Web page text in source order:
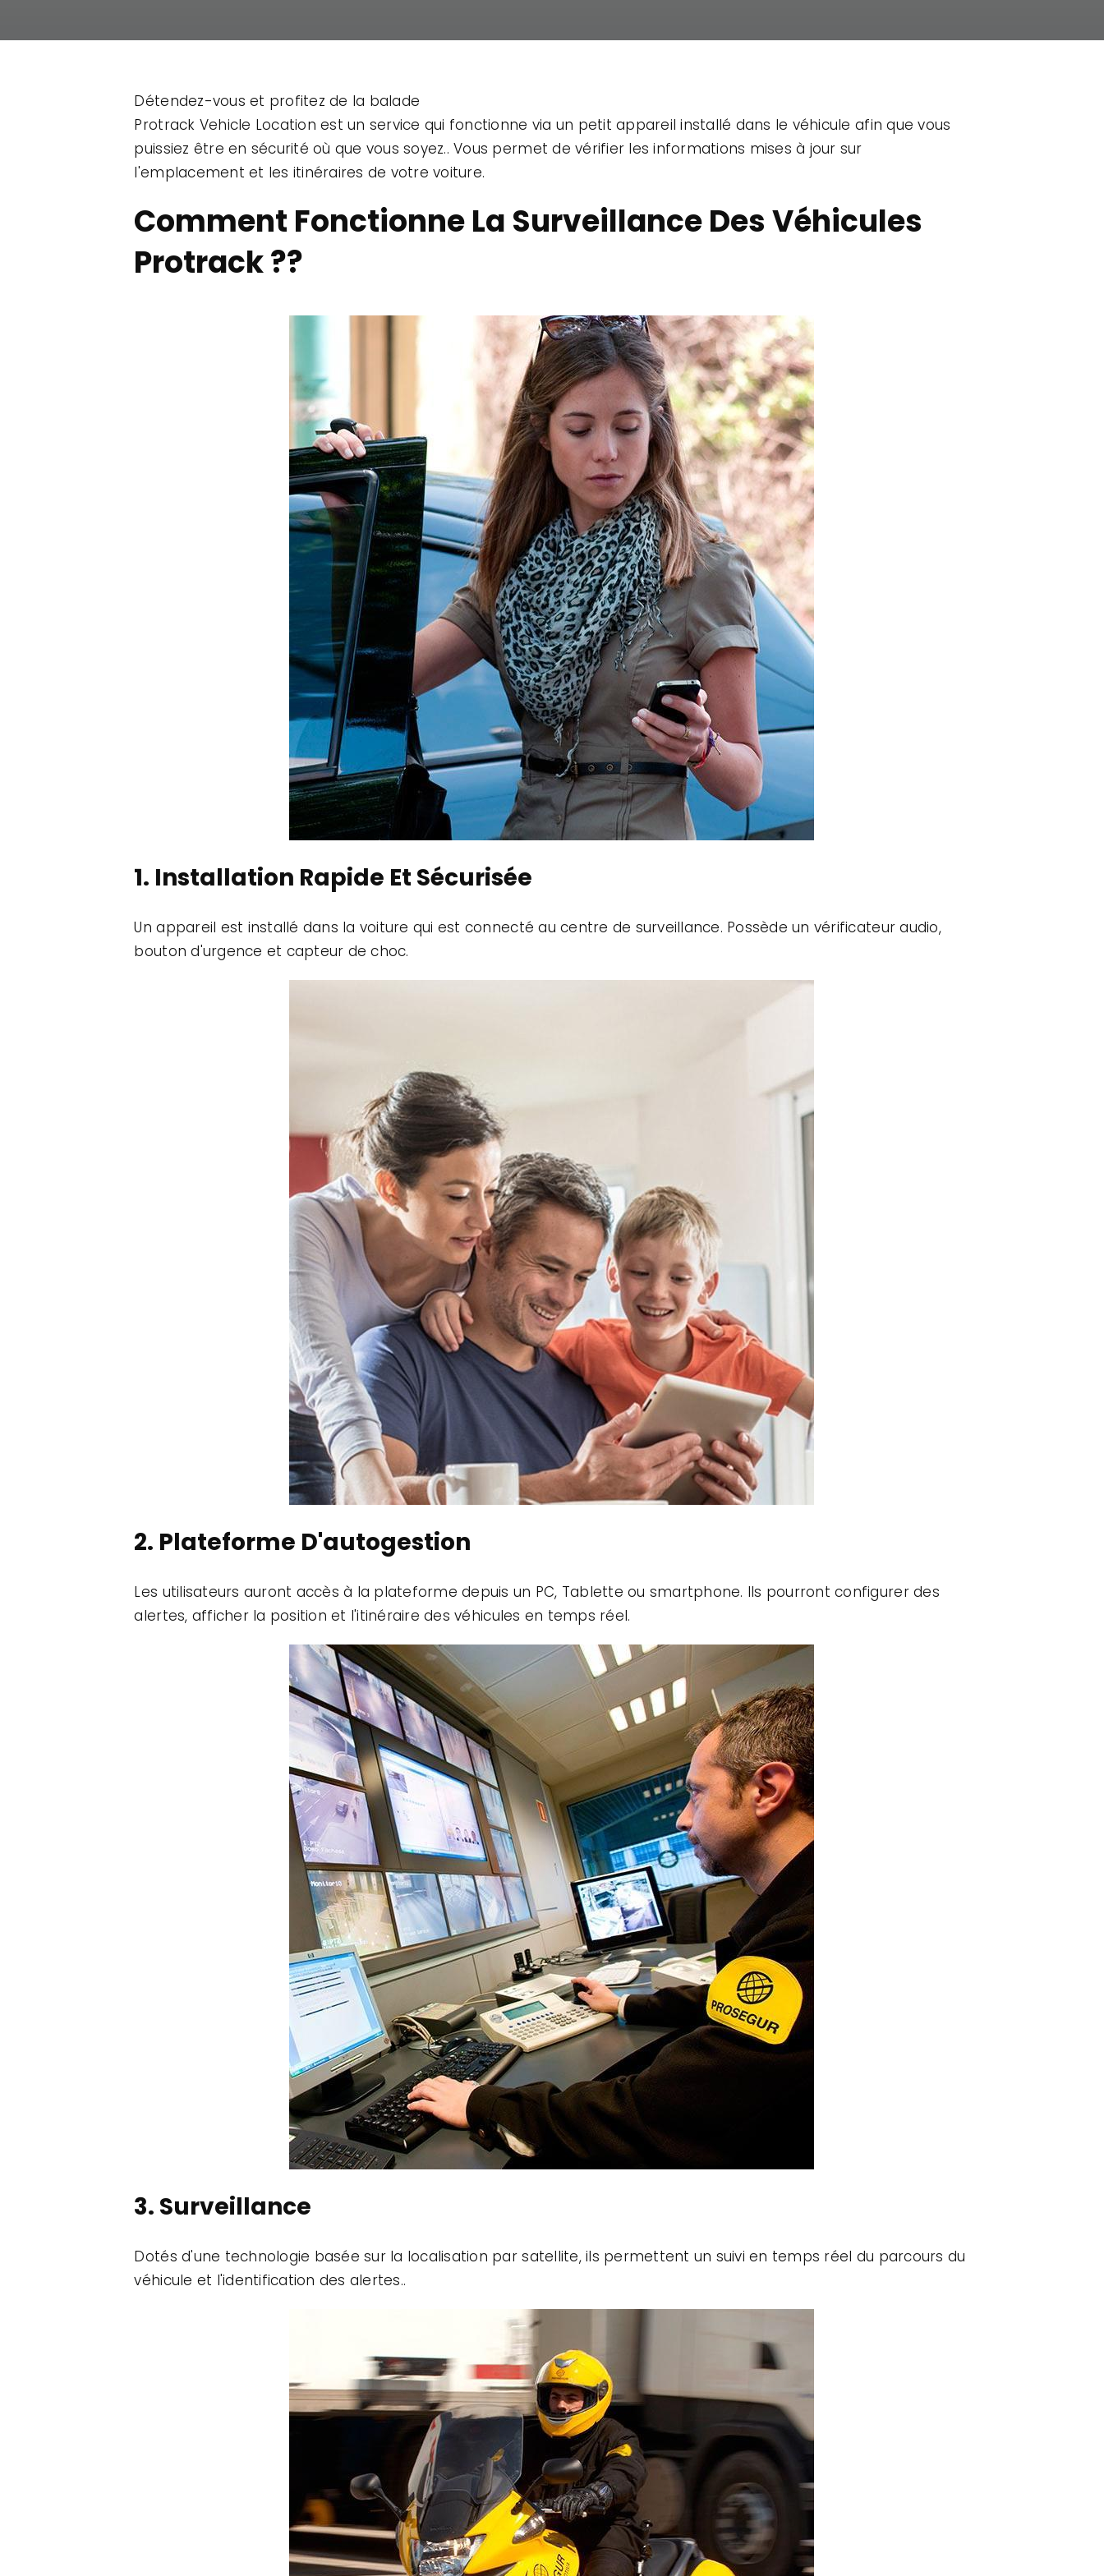
Détendez-vous et profitez de la balade
Protrack Vehicle Location est un service qui fonctionne via un petit appareil installé dans le véhicule afin que vous
puissiez être en sécurité où que vous soyez.. Vous permet de vérifier les informations mises à jour sur
l'emplacement et les itinéraires de votre voiture.
Comment Fonctionne La Surveillance Des Véhicules
Protrack ??
1. Installation Rapide Et Sécurisée
Un appareil est installé dans la voiture qui est connecté au centre de surveillance. Possède un vérificateur audio,
bouton d'urgence et capteur de choc.
2. Plateforme D'autogestion
Les utilisateurs auront accès à la plateforme depuis un PC, Tablette ou smartphone. Ils pourront configurer des
alertes, afficher la position et l'itinéraire des véhicules en temps réel.
3. Surveillance
Dotés d'une technologie basée sur la localisation par satellite, ils permettent un suivi en temps réel du parcours du
véhicule et l'identification des alertes..